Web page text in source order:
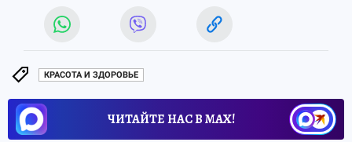
КРАСОТА И ЗДОРОВЬЕ
ЧИТАЙТЕ НАС В МАХ!